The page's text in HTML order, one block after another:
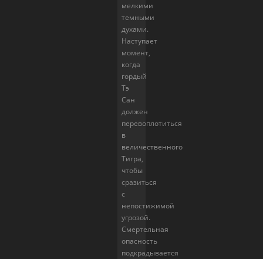
мелкими
темными
духами.
Наступает
момент,
когда
гордый
Тэ
Сан
должен
перевоплотиться
в
величественного
Тигра,
чтобы
сразиться
с
непостижимой
угрозой.
Смертельная
опасность
подкрадывается